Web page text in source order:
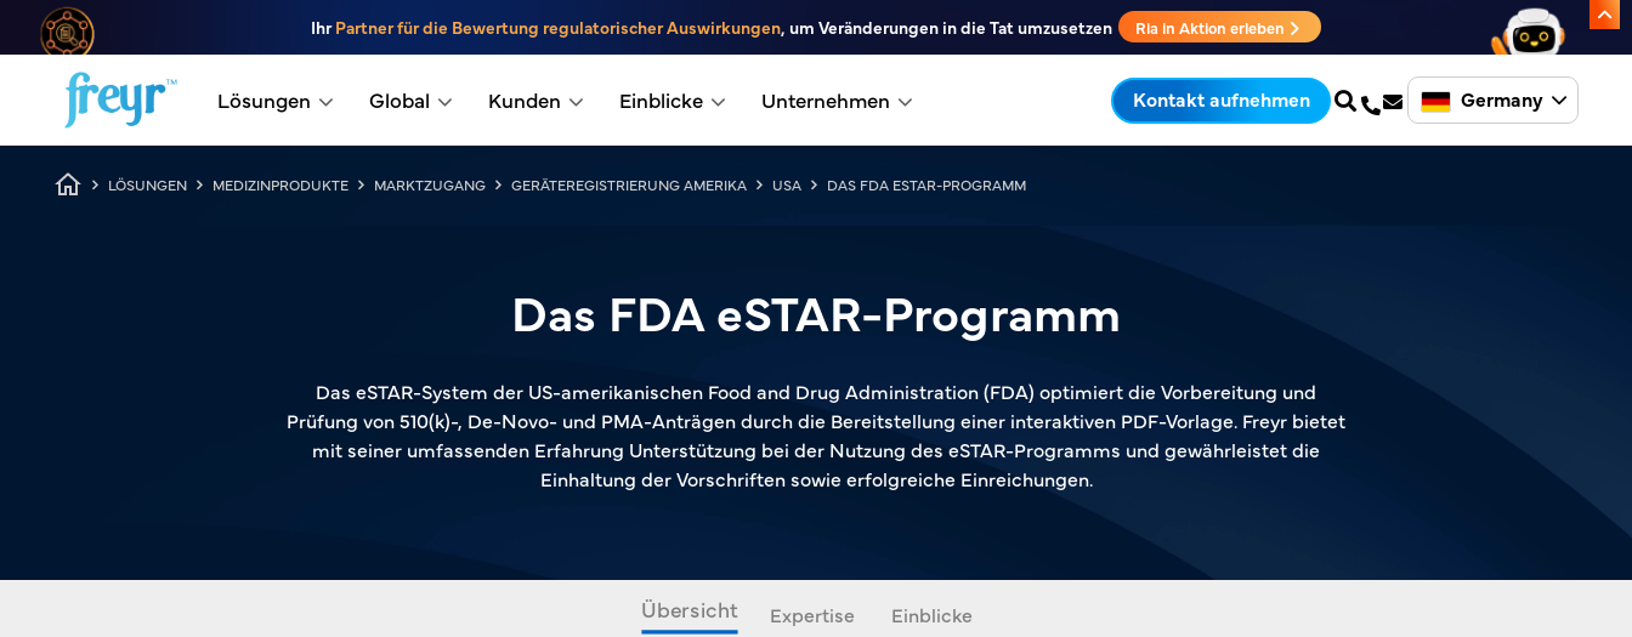
Zum Hauptinhalt springen IhrPartner für die Bewertung regulatorischer Auswirkungen, um Veränderungen in die Tat umzusetzen Ria in Aktion erleben
Lösungen Global Kunden Einblicke Unternehmen Kontakt aufnehmen Germany
Breadcrumb
LÖSUNGEN MEDIZINPRODUKTE MARKTZUGANG GERÄTEREGISTRIERUNG AMERIKA USA DAS FDA ESTAR-PROGRAMM
Das FDA eSTAR-Programm
Das eSTAR-System der US-amerikanischen Food and Drug Administration (FDA) optimiert die Vorbereitung und
Prüfung von 510(k)-, De-Novo- und PMA-Anträgen durch die Bereitstellung einer interaktiven PDF-Vorlage. Freyr bietet
mit seiner umfassenden Erfahrung Unterstützung bei der Nutzung des eSTAR-Programms und gewährleistet die
Einhaltung der Vorschriften sowie erfolgreiche Einreichungen.
Übersicht Expertise Einblicke